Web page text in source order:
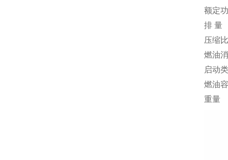
额定
排 量
压缩比
燃油
启动
燃油
重量